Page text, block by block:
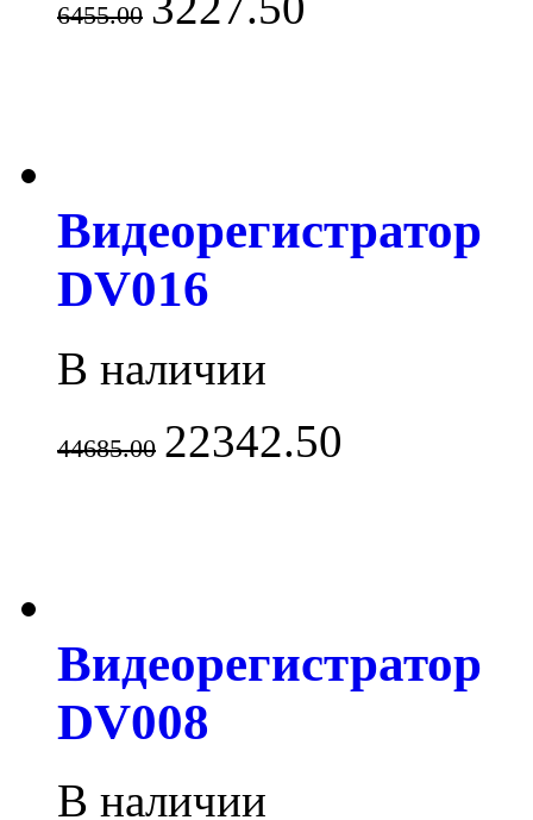
6455.00
Видеорегистратор
DV016
В наличии
44685.00 22342.50
Видеорегистратор
DV008
В наличии